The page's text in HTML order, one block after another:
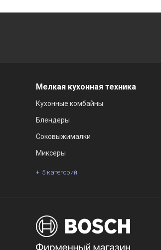
Мелкая кухонная техника
Кухонные комбайны
Блендеры
Соковыжималки
Миксеры
5 категорий